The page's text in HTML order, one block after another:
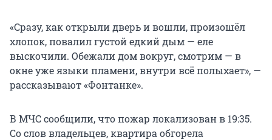
«Сразу, как открыли дверь и вошли, произошёл
хлопок, повалил густой едкий дым — еле
выскочили. Обежали дом вокруг, смотрим — в
окне уже языки пламени, внутри всё полыхает», —
рассказывают «Фонтанке».
В МЧС сообщили, что пожар локализован в 19:35.
Со слов владельцев, квартира обгорела